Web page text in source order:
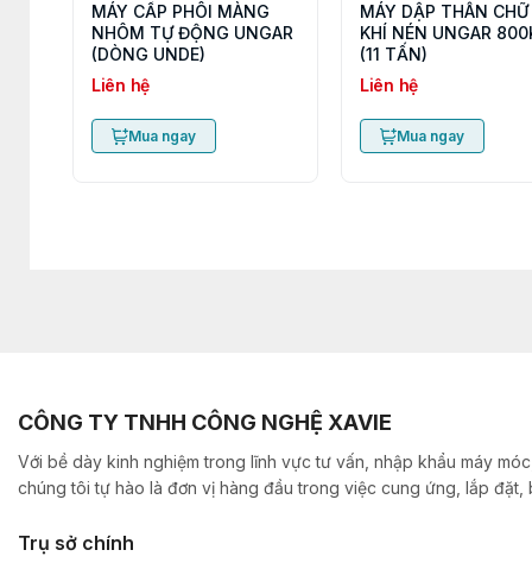
MÁY CẤP PHÔI MÀNG
NHÔM TỰ ĐỘNG UNGAR
(DÒNG UNDE)
Liên hệ
Mua ngay
MÁY DẬP THÂN CHỮ
KHÍ NÉN UNGAR
(11 TẤN)
Liên hệ
Mua ngay
CÔNG TY TNHH CÔNG NGHỆ XAVIE
Với bề dày kinh nghiệm trong lĩnh vực tư vấn, nhập khẩu máy
chúng tôi tự hào là đơn vị hàng đầu trong việc cung ứng, lắp đặt,
Trụ sở chính